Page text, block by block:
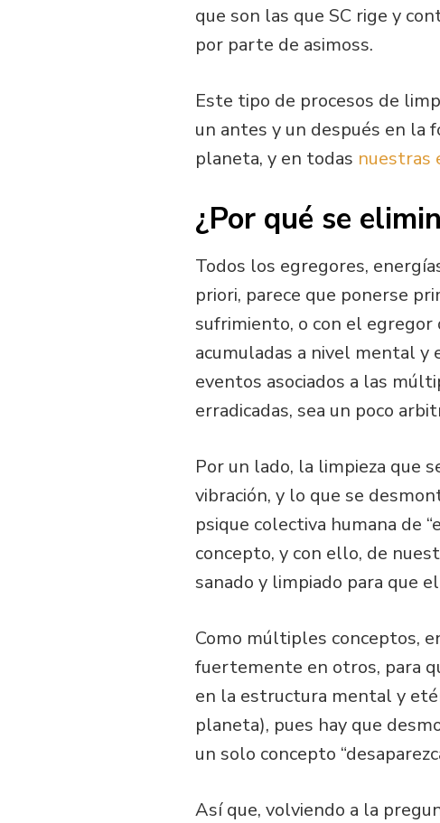
que son las que SC rige y
por parte de asimoss.
Este tipo de procesos de
un antes y un después en la
planeta, y en todas nuestras
¿Por qué se
Todos los egregores,
priori, parece que ponerse
sufrimiento, o con el egregor
acumuladas a nivel mental y
eventos asociados a las
erradicadas, sea un poco
Por un lado, la limpieza que
vibración, y lo que se
psique colectiva humana de
concepto, y con ello, de
sanado y limpiado para que
Como múltiples conceptos,
fuertemente en otros, para
en la estructura mental y
planeta), pues hay que
un solo concepto
Así que, volviendo a la